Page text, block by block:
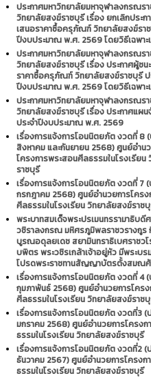
ประกาศมหาวิทยาลัยมหาจุฬาลงกรณร
วิทยาลัยสงฆ์ราชบุรี เรื่อง ยกเลิกประก
เสนอราคาซื้อครุภัณฑ์ วิทยาลัยสงฆ์รา
ปีงบประมาณ พ.ศ. 2569 โดยวิธีเฉพาะเ
ประกาศมหาวิทยาลัยมหาจุฬาลงกรณร
วิทยาลัยสงฆ์ราชบุรี เรื่อง ประกาศผู้ชน
ราคาซื้อครุภัณฑ์ วิทยาลัยสงฆ์ราชบุรี ป
ปีงบประมาณ พ.ศ. 2569 โดยวิธีเฉพาะเ
ประกาศมหาวิทยาลัยมหาจุฬาลงกรณร
วิทยาลัยสงฆ์ราชบุรี เรื่อง ประกาศแผ
ประจำปีงบประมาณ พ.ศ. 2569
เรื่องการแจ้งการโอนนิตยภัต งวดที่ 8 (
สิงหาคม และกันยายน 2568) ศูนย์อำน
โครงการพระสอนศีลธรรมในโรงเรีย
ราชบุรี
เรื่องการแจ้งการโอนนิตยภัต งวดที่ 7 (
กรกฎาคม 2568) ศูนย์อำนวยการโคร
ศีลธรรมในโรงเรียน วิทยาลัยสงฆ์ราช
พระบาทสมเด็จพระปรเมนทรรามาธิบดี
วชิราลงกรณ มหิศรภูมิพลราชวรางกูร
บูรณอดุลยเดช สยามินทราธิเบศราชว
บพิตร พระวชิรเกล้าเจ้าอยู่หัว มีพระบร
โปรดพระราชทานสัญญาบัตรตั้งสมณศั
เรื่องการแจ้งการโอนนิตยภัต งวดที่ 4 (
กุมภาพันธ์ 2568) ศูนย์อำนวยการโคร
ศีลธรรมในโรงเรียน วิทยาลัยสงฆ์ราช
เรื่องการแจ้งการโอนนิตยภัต งวดที่3 (
มกราคม 2568) ศูนย์อำนวยการโครง
ธรรมในโรงเรียน วิทยาลัยสงฆ์ราชบุรี
เรื่องการแจ้งการโอนนิตยภัต งวดที่2 (
ธันวาคม 2567) ศูนย์อำนวยการโครง
ธรรมในโรงเรียน วิทยาลัยสงฆ์ราชบุรี